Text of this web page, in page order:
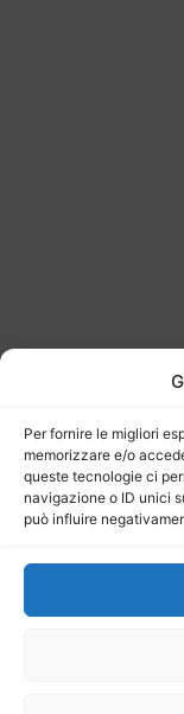
Per fornire le migliori
memorizzare e/o
queste tecnologie ci
navigazione o ID unici
può influire